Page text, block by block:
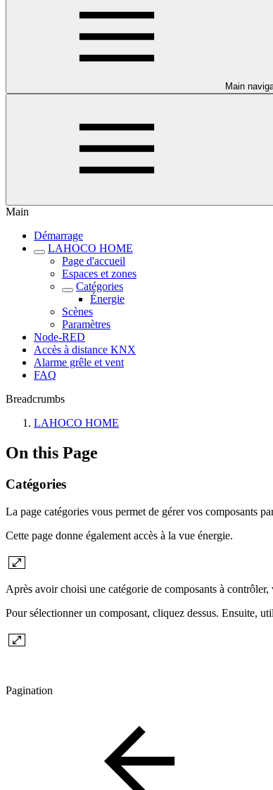
Main
Main
Démarrage
LAHOCO HOME
Page d'accueil
Espaces et zones
Catégories
Énergie
Scènes
Paramètres
Node-RED
Accès à distance KNX
Alarme grêle et vent
FAQ
Breadcrumbs
LAHOCO HOME
On this Page
Catégories
La page catégories vous permet de gérer vos composants
Cette page donne également accès à la vue énergie.
Après avoir choisi une catégorie de composants à
Pour sélectionner un composant, cliquez dessus. Ensuite,
Pagination